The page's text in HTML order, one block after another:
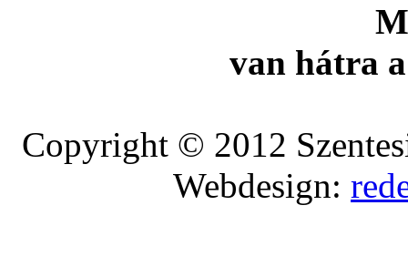
van hátra
Copyright © 2012
Webdesign: